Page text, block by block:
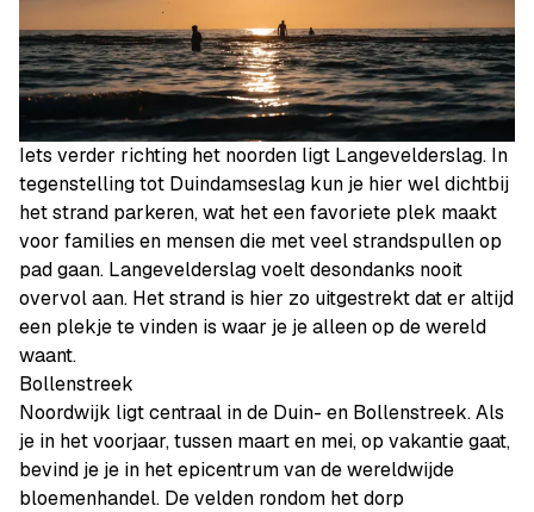
Iets verder richting het noorden ligt Langevelderslag. In
tegenstelling tot Duindamseslag kun je hier wel dichtbij
het strand parkeren, wat het een favoriete plek maakt
voor families en mensen die met veel strandspullen op
pad gaan. Langevelderslag voelt desondanks nooit
overvol aan. Het strand is hier zo uitgestrekt dat er altijd
een plekje te vinden is waar je je alleen op de wereld
waant.
Bollenstreek
Noordwijk ligt centraal in de Duin- en Bollenstreek. Als
je in het voorjaar, tussen maart en mei, op vakantie gaat,
bevind je je in het epicentrum van de wereldwijde
bloemenhandel. De velden rondom het dorp